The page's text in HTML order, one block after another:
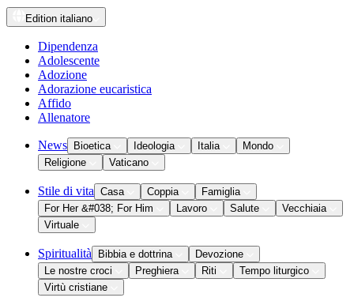
Edition italiano
Dipendenza
Adolescente
Adozione
Adorazione eucaristica
Affido
Allenatore
News Bioetica Ideologia Italia
Mondo
Religione
Vaticano
Stile di vita Casa Coppia
Famiglia
For Her &#038; For Him
Lavoro Salute
Vecchiaia
Virtuale
Spiritualità Bibbia e dottrina
Devozione
Le nostre croci
Preghiera Riti
Tempo liturgico
Virtù cristiane